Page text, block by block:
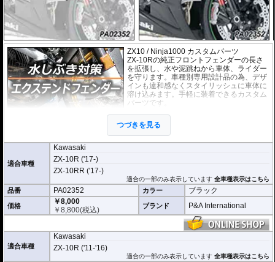
ZX10 / Ninja1000 カスタムパーツ
ZX-10Rの純正フロントフェンダーの長さ
を拡張し、水や泥跳ねから車体、ライダー
を守ります。車種別専用設計品の為、デザ
インも違和感なくスタイリッシュに車体に
溶け込みます。手軽に装着できるカスタム
パーツです。
取付は付属の強力粘着シートを使い、簡単
に行えます。通常使用での脱落は心配あり
ませんが、取付作業の不備(洗浄、脱脂不十
分)等においてはこの限りではありません。ビスまたはトリムクリップが付属し
ているパッケージについてはこれらの使用を強く推奨いたします。使用されて
いない場合の脱落による保証は致しかねます。
どのような効果があるパーツですか？
ZX-10Rの純正フロントフェンダーの長さを拡張し、水や泥跳ねから車体、ライ
ダーを強力に守ります。
※写真はイメージです。車種により、フェンダーのデザインは多少異なりま
つづきを見る
適合車種
Kawasaki
ZX-10R ('17-)
ZX-10RR ('17-)
適合の一部のみ表示しています全車種表示はこちら
品番 PA02352 カラー ブラック
価格
￥8,000
￥8,800(税込) ブランド P&A International
適合車種
Kawasaki
ZX-10R ('11-'16)
適合の一部のみ表示しています全車種表示はこちら